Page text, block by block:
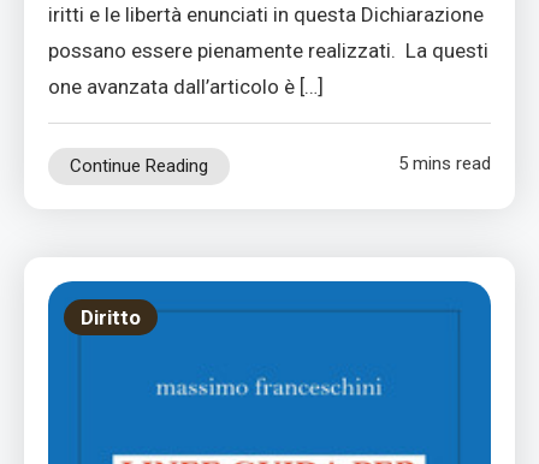
iritti e le libertà enunciati in questa Dichiarazione
possano essere pienamente realizzati. La questi
one avanzata dall’articolo è […]
Continue Reading 5 mins read
Diritto